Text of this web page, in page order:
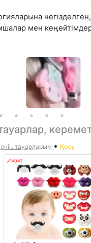
мен
тауарларым • Қосу
🔗404?